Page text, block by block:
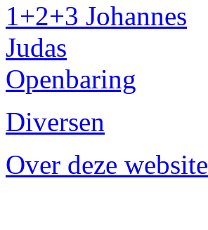
1+2+3 Johannes
Judas
Openbaring
Diversen
Over deze website